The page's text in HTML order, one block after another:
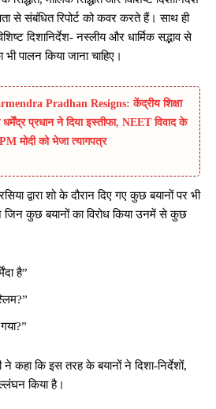
से संबंधित रिपोर्ट को कवर करते हैं। साथ ही
दिशानिर्देश- नस्लीय और धार्मिक सद्भाव से
पालन किया जाना चाहिए।
Pradhan Resigns: केंद्रीय शिक्षा
धर्मेंद्र प्रधान ने दिया इस्तीफा, NEET विवाद के
मोदी को भेजा त्यागपत्र
द्वारा शो के दौरान दिए गए कुछ बयानों पर भी
जिन कुछ बयानों का विरोध किया उनमें से कुछ
है”
ने कहा कि इस तरह के बयानों ने दिशा-निर्देशों,
किया है।